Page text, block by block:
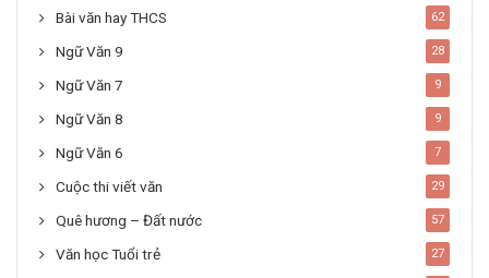
Bài văn hay THCS 62
Ngữ Văn 9 28
Ngữ Văn 7 9
Ngữ Văn 8 9
Ngữ Văn 6 7
Cuộc thi viết văn 29
Quê hương – Đất nước 57
Văn học Tuổi trẻ 27